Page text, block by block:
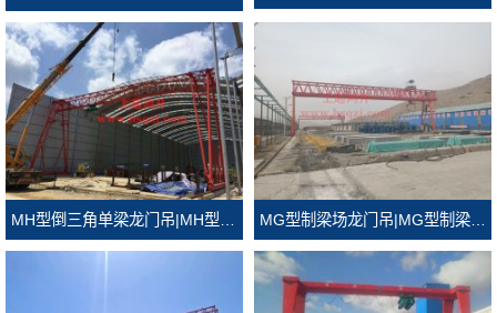
MH型倒三角单梁龙门吊|MH型倒三角龙门吊 MG型制梁场龙门吊|MG型制梁场门式起重机